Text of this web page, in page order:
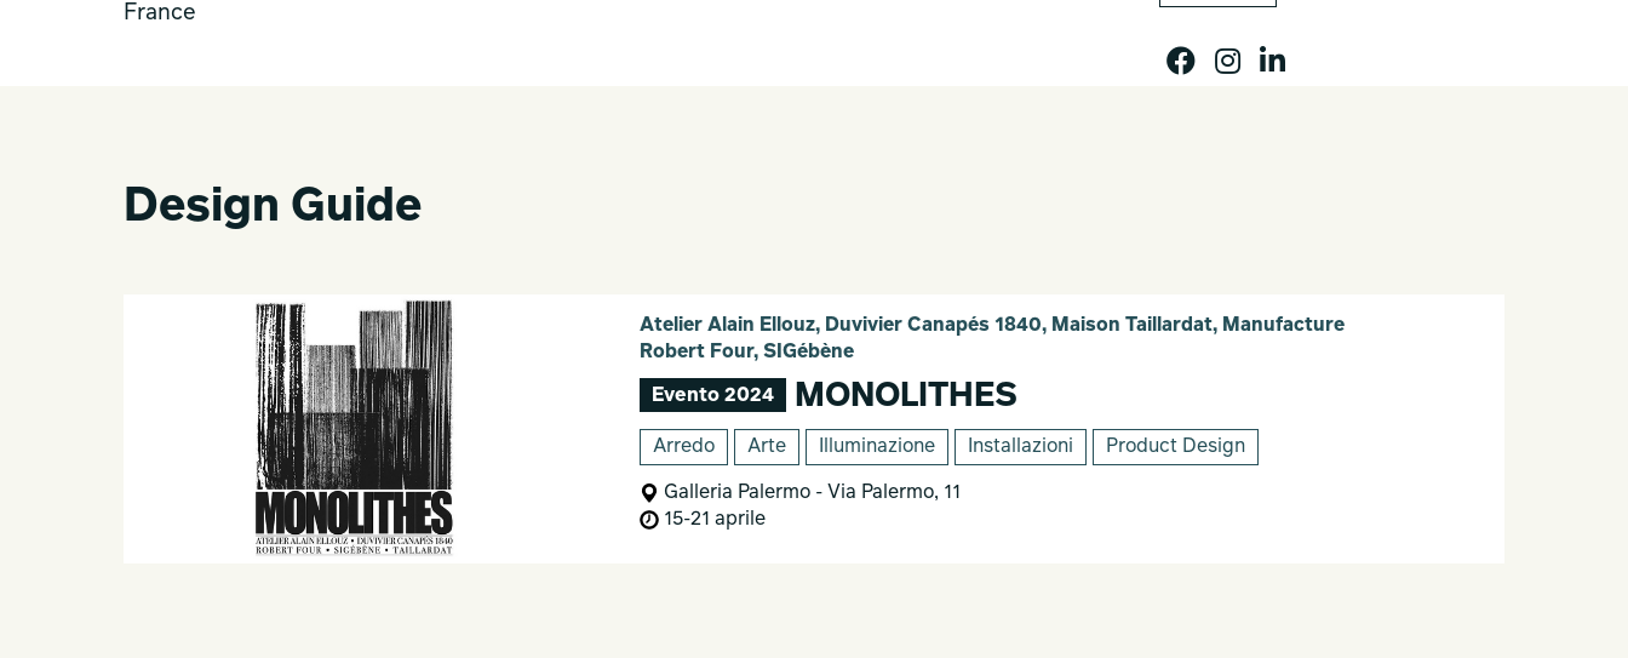
France
Design Guide
Atelier Alain Ellouz, Duvivier Canapés 1840, Maison Taillardat, Manufacture
Robert Four, SIGébène
Evento 2024 MONOLITHES
Arredo Arte Illuminazione Installazioni Product Design
Galleria Palermo - Via Palermo, 11
15-21 aprile